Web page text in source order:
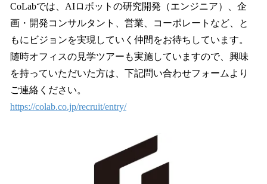
CoLabでは、AIロボットの研究開発（エンジニア）、企
画・開発コンサルタント、営業、コーポレートなど、と
もにビジョンを実現していく仲間をお待ちしています。
随時オフィスの見学ツアーも実施していますので、興味
を持っていただいた方は、下記問い合わせフォームより
ご連絡ください。
https://colab.co.jp/recruit/entry/